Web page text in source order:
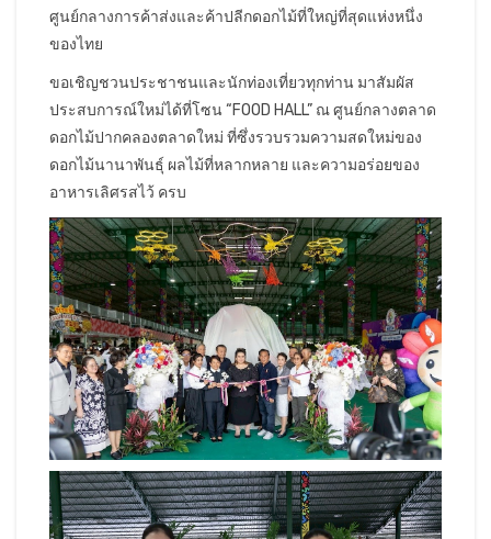
ศูนย์กลางการค้าส่งและค้าปลีกดอกไม้ที่ใหญ่ที่สุดแห่งหนึ่ง
ของไทย
ขอเชิญชวนประชาชนและนักท่องเที่ยวทุกท่าน มาสัมผัส
ประสบการณ์ใหม่ได้ที่โซน “FOOD HALL” ณ ศูนย์กลางตลาด
ดอกไม้ปากคลองตลาดใหม่ ที่ซึ่งรวบรวมความสดใหม่ของ
ดอกไม้นานาพันธุ์ ผลไม้ที่หลากหลาย และความอร่อยของ
อาหารเลิศรสไว้ ครบ